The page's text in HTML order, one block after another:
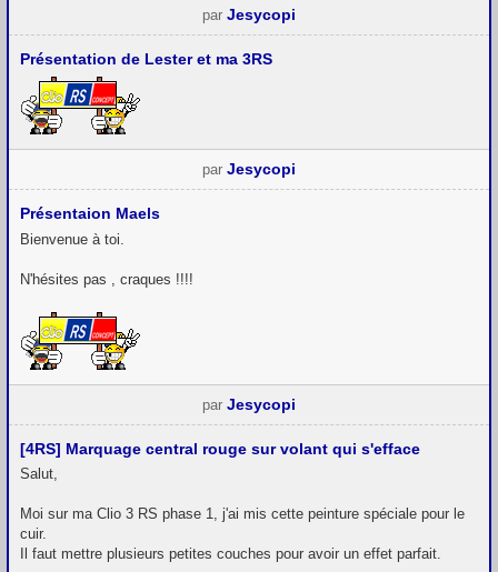
par Jesycopi
Présentation de Lester et ma 3RS
par Jesycopi
Présentaion Maels
Bienvenue à toi.
N'hésites pas , craques !!!!
par Jesycopi
[4RS] Marquage central rouge sur volant qui s'efface
Salut,
Moi sur ma Clio 3 RS phase 1, j'ai mis cette peinture spéciale pour le
cuir.
Il faut mettre plusieurs petites couches pour avoir un effet parfait.